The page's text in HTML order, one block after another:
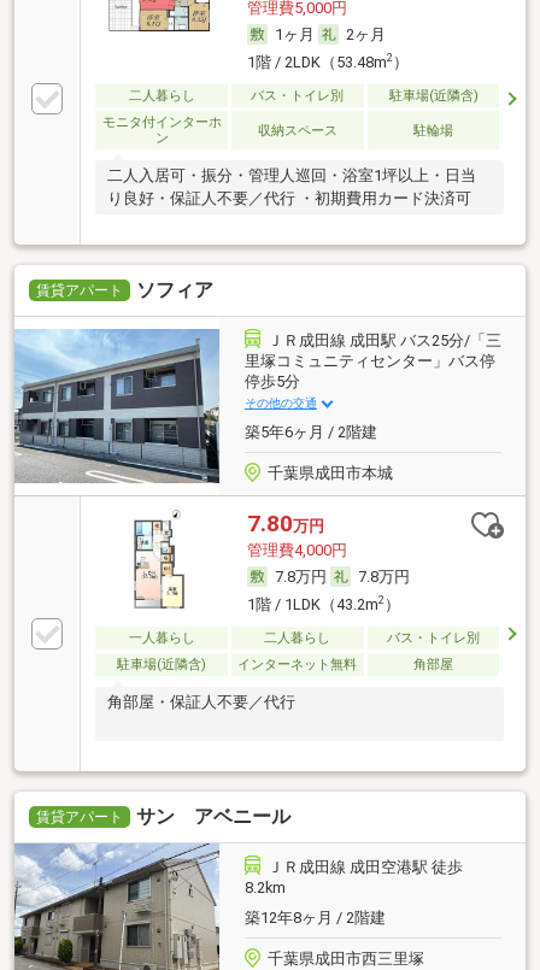
管理費5,000円
1ヶ月
2ヶ月
1階 / 2LDK（53.48m2）
二人暮らし バス・トイレ別
駐車場(近隣含)
モニタ付インターホ
ン
収納スペース 駐輪場
二人入居可・振分・管理人巡回・浴室1坪以上・日当
り良好・保証人不要／代行 ・初期費用カード決済可
賃貸アパート ソフィア
ＪＲ成田線 成田駅 バス25分/「三
里塚コミュニティセンター」バス停
停歩5分
その他の交通
築5年6ヶ月 / 2階建
千葉県成田市本城
7.80万円
管理費4,000円
7.8万円
7.8万円
1階 / 1LDK（43.2m2）
一人暮らし 二人暮らし
バス・トイレ別
駐車場(近隣含)
インターネット無料 角部屋
角部屋・保証人不要／代行
賃貸アパート サン アベニール
ＪＲ成田線 成田空港駅 徒歩
8.2km
築12年8ヶ月 / 2階建
千葉県成田市西三里塚